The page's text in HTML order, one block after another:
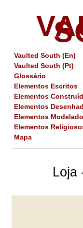
Vaulted South (En)
Vaulted South (Pt)
Glossário
Elementos Escritos
Elementos
Elementos
Elementos
Elementos
Mapa
Loja